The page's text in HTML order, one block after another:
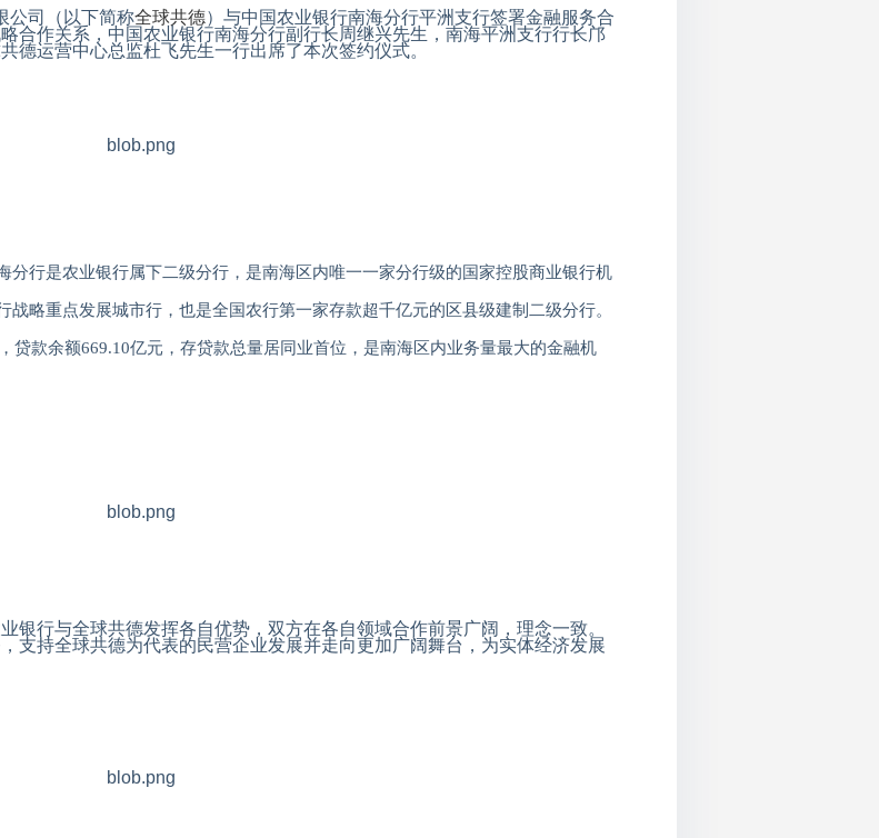
公司（以下简称全球共德）与中国农业银行南海分行平洲支行签署金融服务合
合作关系，中国农业银行南海分行副行长周继兴先生，南海平洲支行行长邝
德运营中心总监杜飞先生一行出席了本次签约仪式。
分行是农业银行属下二级分行，是南海区内唯一一家分行级的国家控股商业银行机
略重点发展城市行，也是全国农行第一家存款超千亿元的区县级建制二级分行。
贷款余额669.10亿元，存贷款总量居同业首位，是南海区内业务量最大的金融机
银行与全球共德发挥各自优势，双方在各自领域合作前景广阔，理念一致。
支持全球共德为代表的民营企业发展并走向更加广阔舞台，为实体经济发展